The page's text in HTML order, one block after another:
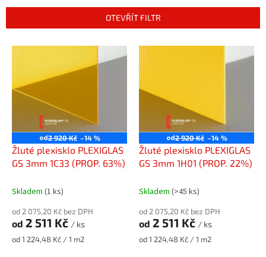
í
OTEVŘÍT FILTR
V
od2 920 Kč –14 %
Žluté plexisklo PLEXIGLAS
GS 3mm 1C33 (PROP. 63%)
Skladem (1 ks)
od 2 075,20 Kč bez DPH
od 2 511 Kč / ks
Měrná
od 1 224,48 Kč / 1 m2
od2 920 Kč –14 %
Žluté plexisklo PLEXIGLAS
GS 3mm 1H01 (PROP. 22%)
Skladem (>45 ks)
od 2 075,20 Kč bez DPH
od 2 511 Kč / ks
Měrná
od 1 224,48 Kč / 1 m2